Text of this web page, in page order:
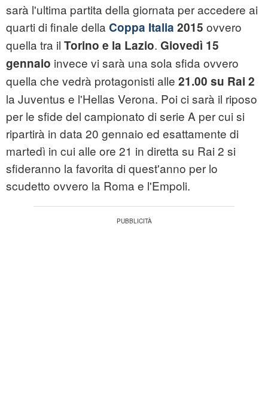
sarà l'ultima partita della giornata per accedere ai
quarti di finale della Coppa Italia 2015 ovvero
quella tra il Torino e la Lazio. Giovedì 15
gennaio invece vi sarà una sola sfida ovvero
quella che vedrà protagonisti alle 21.00 su Rai 2
la Juventus e l'Hellas Verona. Poi ci sarà il riposo
per le sfide del campionato di serie A per cui si
ripartirà in data 20 gennaio ed esattamente di
martedì in cui alle ore 21 in diretta su Rai 2 si
sfideranno la favorita di quest'anno per lo
scudetto ovvero la Roma e l'Empoli.